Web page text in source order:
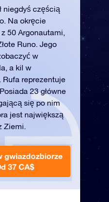
niegdyś częścią
Na okręcie
50 Argonautami,
Runo. Jego
w
a kil w
reprezentuje
23 główne
się po nim
jest największą
Ziemi.
gwiazdozbiorze
37 CA$